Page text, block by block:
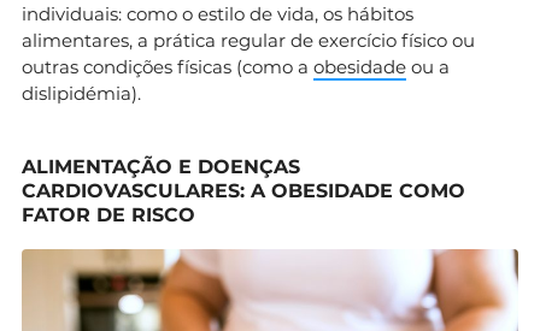
individuais: como o estilo de vida, os hábitos
alimentares, a prática regular de exercício físico ou
outras condições físicas (como a obesidade ou a
dislipidémia).
ALIMENTAÇÃO E DOENÇAS
CARDIOVASCULARES: A OBESIDADE COMO
FATOR DE RISCO